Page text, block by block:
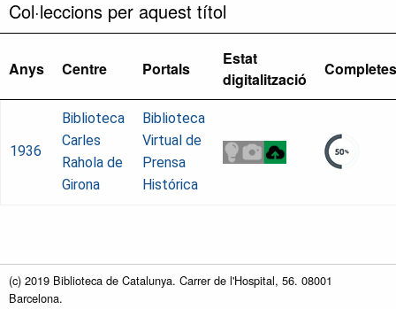
Col·leccions per aquest títol
Anys Centre Portals
Estat
digitalització
1936
Biblioteca
Carles
Rahola de
Girona
Biblioteca
Virtual de
Prensa
Histórica
(c) 2019 Biblioteca de Catalunya. Carrer de l'Hospital, 56. 08001
Barcelona.